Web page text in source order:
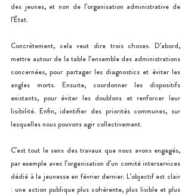
des jeunes, et non de l’organisation administrative de
l’État.
Concrètement, cela veut dire trois choses. D’abord,
mettre autour de la table l’ensemble des administrations
concernées, pour partager les diagnostics et éviter les
angles morts. Ensuite, coordonner les dispositifs
existants, pour éviter les doublons et renforcer leur
lisibilité. Enfin, identifier des priorités communes, sur
lesquelles nous pouvons agir collectivement.
C’est tout le sens des travaux que nous avons engagés,
par exemple avec l’organisation d’un comité interservices
dédié à la jeunesse en février dernier. L’objectif est clair
: une action publique plus cohérente, plus lisible et plus